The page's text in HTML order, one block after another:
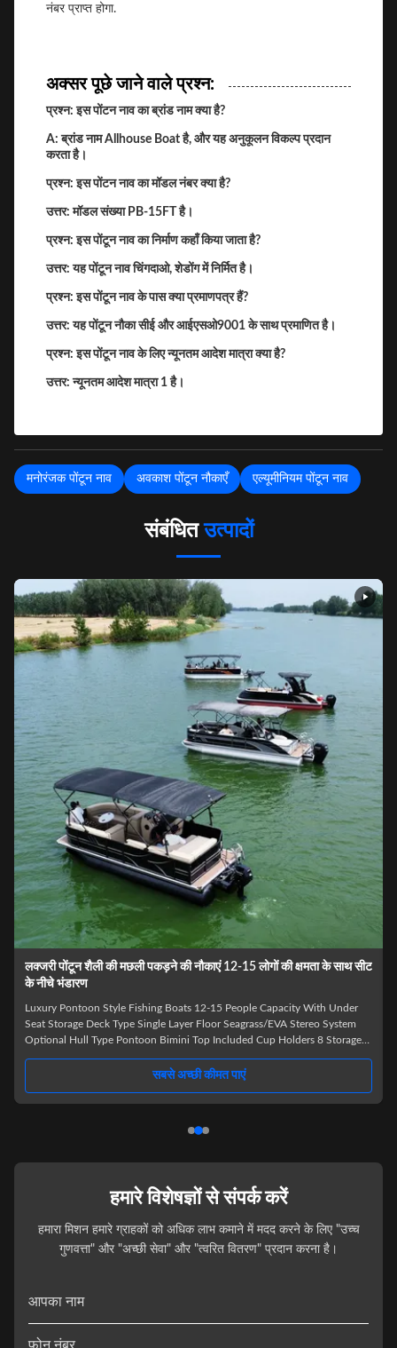
नंबर प्राप्त होगा.
अक्सर पूछे जाने वाले प्रश्न:
प्रश्न: इस पोंटन नाव का ब्रांड नाम क्या है?
A: ब्रांड नाम Allhouse Boat है, और यह अनुकूलन विकल्प प्रदान
करता है।
प्रश्न: इस पोंटन नाव का मॉडल नंबर क्या है?
उत्तर: मॉडल संख्या PB-15FT है।
प्रश्न: इस पोंटून नाव का निर्माण कहाँ किया जाता है?
उत्तर: यह पोंटून नाव चिंगदाओ, शेडोंग में निर्मित है।
प्रश्न: इस पोंटून नाव के पास क्या प्रमाणपत्र हैं?
उत्तर: यह पोंटून नौका सीई और आईएसओ9001 के साथ प्रमाणित है।
प्रश्न: इस पोंटून नाव के लिए न्यूनतम आदेश मात्रा क्या है?
उत्तर: न्यूनतम आदेश मात्रा 1 है।
मनोरंजक पोंटून नाव अवकाश पोंटून नौकाएँ एल्यूमीनियम पोंटून नाव
संबंधितउत्पादों
लक्जरी पोंटून शैली की मछली पकड़ने की नौकाएं 12-15 लोगों की क्षमता के साथ सीट
के नीचे भंडारण
Luxury Pontoon Style Fishing Boats 12-15 People Capacity With Under
Seat Storage Deck Type Single Layer Floor Seagrass/EVA Stereo System
Optional Hull Type Pontoon Bimini Top Included Cup Holders 8 Storage
the ultimate boating experience with our premium pontoon boat featuring
12-15 person capacity and convenient under-seat storage. The durable
aluminum hull ensures long-lasting performance and stability on
सबसे अच्छी कीमत पाएं
हमारे विशेषज्ञों से संपर्क करें
हमारा मिशन हमारे ग्राहकों को अधिक लाभ कमाने में मदद करने के लिए "उच्च
गुणवत्ता" और "अच्छी सेवा" और "त्वरित वितरण" प्रदान करना है।
आपका नाम